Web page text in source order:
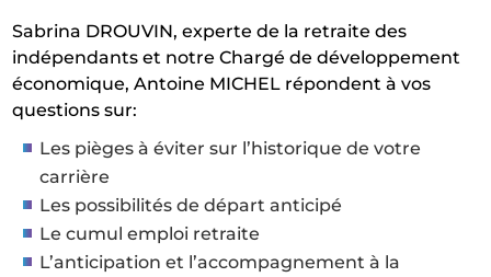
Sabrina DROUVIN, experte de la retraite des
indépendants et notre Chargé de développement
économique, Antoine MICHEL répondent à vos
questions sur:
Les pièges à éviter sur l’historique de votre
carrière
Les possibilités de départ anticipé
Le cumul emploi retraite
L’anticipation et l’accompagnement à la